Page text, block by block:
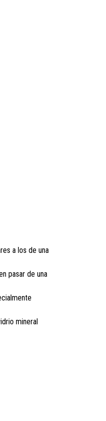
a los de una
pasar de una
mineral